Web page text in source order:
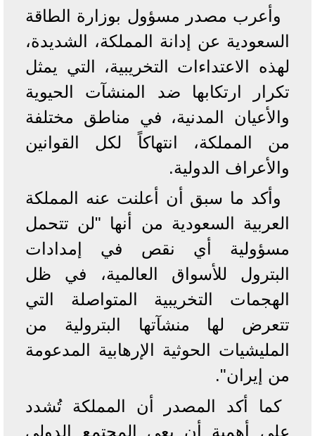
وأعرب مصدر مسؤول بوزارة الطاقة
السعودية عن إدانة المملكة، الشديدة،
لھذه الاعتداءات التخريبية، التي يمثل
تكرار ارتكابها ضد المنشآت الحيوية
والأعيان المدنية، في مناطق مختلفة
من المملكة، انتهاكاً لكل القوانين
والأعراف الدولية.
وأكد ما سبق أن أعلنت عنه المملكة
العربية السعودية من أنها "لن تتحمل
مسؤولية أي نقص في إمدادات
البترول للأسواق العالمية، في ظل
الهجمات التخريبية المتواصلة التي
تتعرض لها منشآتها البترولية من
المليشيات الحوثية الإرهابية المدعومة
من إيران".
كما أكد المصدر أن المملكة تُشدد
على أهمية أن يعي المجتمع الدولي